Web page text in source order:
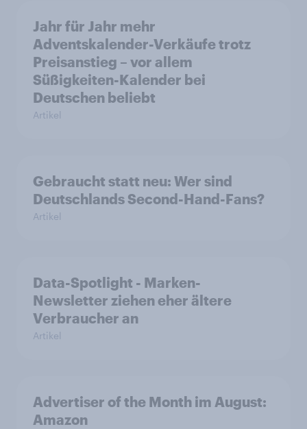
Jahr für Jahr mehr
Adventskalender-Verkäufe trotz
Preisanstieg – vor allem
Süßigkeiten-Kalender bei
Deutschen beliebt
Artikel
Gebraucht statt neu: Wer sind
Deutschlands Second-Hand-Fans?
Artikel
Data-Spotlight - Marken-
Newsletter ziehen eher ältere
Verbraucher an
Artikel
Advertiser of the Month im August:
Amazon